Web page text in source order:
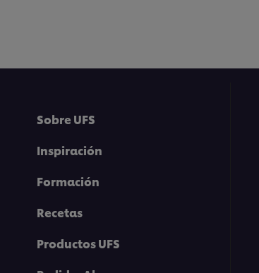
Sobre UFS
Inspiración
Formación
Recetas
Productos UFS